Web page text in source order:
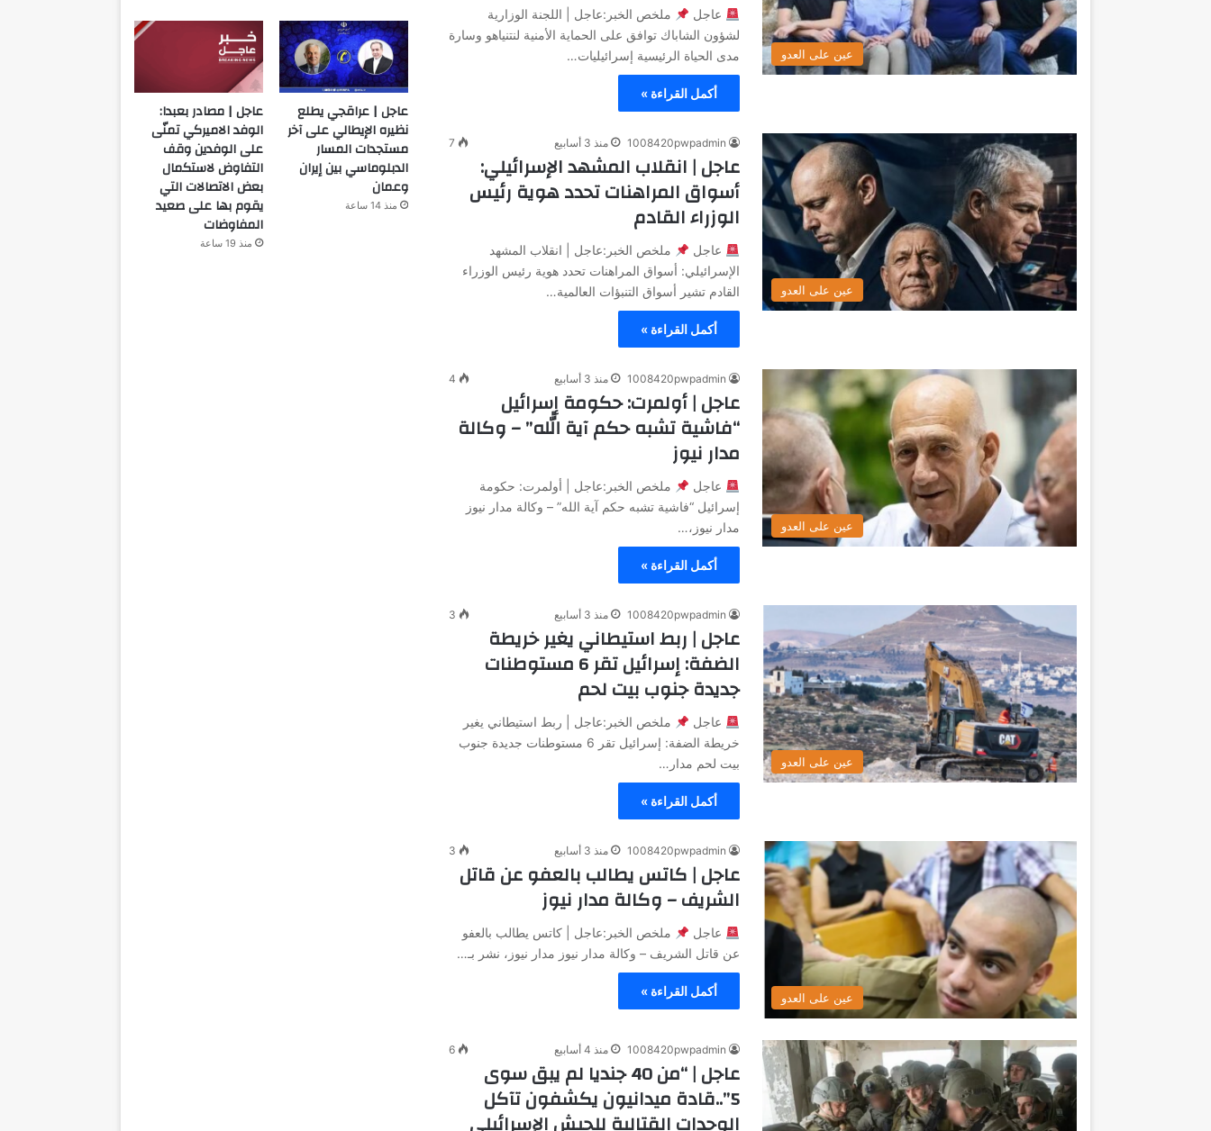
عين على العدو
عاجل
ملخص الخبر:عاجل | اللجنة الوزارية
لشؤون الشاباك توافق على الحماية الأمنية لنتنياهو وسارة
مدى الحياة الرئيسية إسرائيليات…
أكمل القراءة »
عين على العدو
1008420pwpadmin منذ 3 أسابيع 7
عاجل | انقلاب المشهد الإسرائيلي:
أسواق المراهنات تحدد هوية رئيس
الوزراء القادم
عاجل
ملخص الخبر:عاجل | انقلاب المشهد
الإسرائيلي: أسواق المراهنات تحدد هوية رئيس الوزراء
القادم تشير أسواق التنبؤات العالمية…
أكمل القراءة »
عين على العدو
1008420pwpadmin منذ 3 أسابيع 4
عاجل | أولمرت: حكومة إسرائيل
“فاشية تشبه حكم آية الله” – وكالة
مدار نيوز
عاجل
ملخص الخبر:عاجل | أولمرت: حكومة
إسرائيل “فاشية تشبه حكم آية الله” – وكالة مدار نيوز
مدار نيوز،…
أكمل القراءة »
عين على العدو
1008420pwpadmin منذ 3 أسابيع 3
عاجل | ربط استيطاني يغير خريطة
الضفة: إسرائيل تقر 6 مستوطنات
جديدة جنوب بيت لحم
عاجل
ملخص الخبر:عاجل | ربط استيطاني يغير
خريطة الضفة: إسرائيل تقر 6 مستوطنات جديدة جنوب
بيت لحم مدار…
أكمل القراءة »
عين على العدو
1008420pwpadmin منذ 3 أسابيع 3
عاجل | كاتس يطالب بالعفو عن قاتل
الشريف – وكالة مدار نيوز
عاجل
ملخص الخبر:عاجل | كاتس يطالب بالعفو
عن قاتل الشريف – وكالة مدار نيوز مدار نيوز، نشر بـ…
أكمل القراءة »
1008420pwpadmin منذ 4 أسابيع 6
عاجل | “من 40 جنديا لم يبق سوى
5”..قادة ميدانيون يكشفون تآكل
الوحدات القتالية للجيش الإسرائيلي
عاجل | عراقجي يطلع
نظيره الإيطالي على آخر
مستجدات المسار
الدبلوماسي بين إيران
وعمان
منذ 14 ساعة
عاجل | مصادر بعبدا:
الوفد الاميركي تمنّى
على الوفدين وقف
التفاوض لاستكمال
بعض الاتصالات التي
يقوم بها على صعيد
المفاوضات
منذ 19 ساعة